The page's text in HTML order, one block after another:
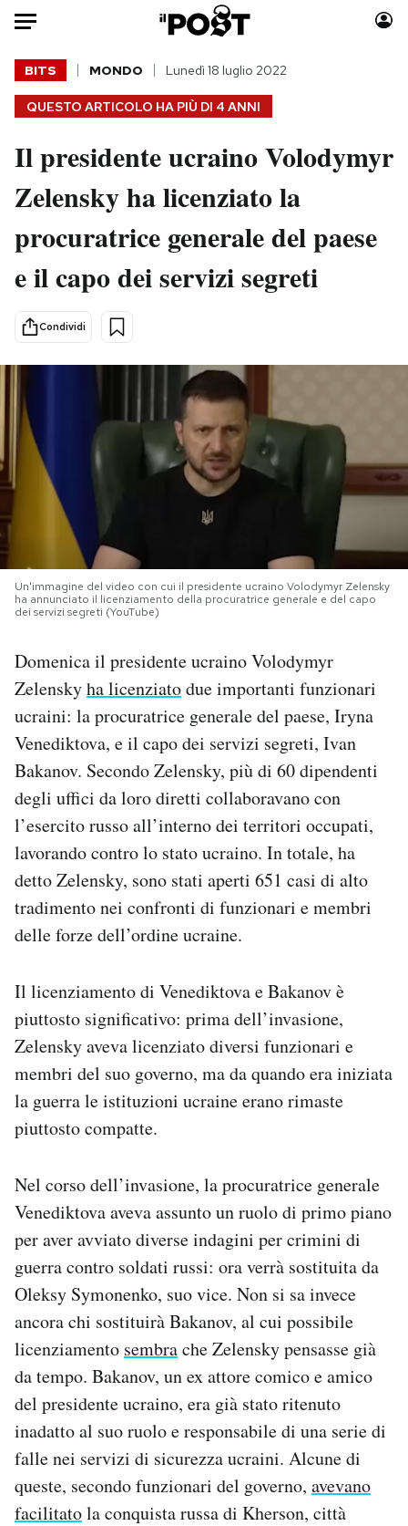
Auto
HOME
Italia
Politica
Tecnologia
Scienza
Cultura
Economia
Sport
Moda
Consumismi
Storie/Idee
Media
Mondiali calcio 2026
PODCAST
NEWSLETTER
I MIEI PREFERITI
CALENDARIO
AREA PERSONALE
Newsletter
Notifiche mobile
Regala il Post
Hai bisogno di aiuto?
Esci
QUESTO ARTICOLO HA PIÙ DI 4 ANNI
BITS MONDO Lunedì 18 luglio 2022
Il presidente ucraino Volodymyr
Zelensky ha licenziato la
procuratrice generale del paese
e il capo dei servizi segreti
Condividi
Un'immagine del video con cui il presidente ucraino Volodymyr Zelensky
ha annunciato il licenziamento della procuratrice generale e del capo
dei servizi segreti (YouTube)
Domenica il presidente ucraino Volodymyr
Zelenskyha licenziatodue importanti funzionari
ucraini: la procuratrice generale del paese, Iryna
Venediktova, e il capo dei servizi segreti, Ivan
Bakanov. Secondo Zelensky, più di 60 dipendenti
degli uffici da loro diretti collaboravano con
l’esercito russo all’interno dei territori occupati,
lavorando contro lo stato ucraino. In totale, ha
detto Zelensky, sono stati aperti 651 casi di alto
tradimento nei confronti di funzionari e membri
delle forze dell’ordine ucraine.
Il licenziamento di Venediktova e Bakanov è
piuttosto significativo: prima dell’invasione,
Zelensky aveva licenziato diversi funzionari e
membri del suo governo, ma da quando era iniziata
la guerra le istituzioni ucraine erano rimaste
piuttosto compatte.
Nel corso dell’invasione, la procuratrice generale
Venediktova aveva assunto un ruolo di primo piano
per aver avviato diverse indagini per crimini di
guerra contro soldati russi: ora verrà sostituita da
Oleksy Symonenko, suo vice. Non si sa invece
ancora chi sostituirà Bakanov, al cui possibile
licenziamento sembrache Zelensky pensasse già
da tempo. Bakanov, un ex attore comico e amico
del presidente ucraino, era già stato ritenuto
inadatto al suo ruolo e responsabile di una serie di
falle nei servizi di sicurezza ucraini. Alcune di
queste, secondo funzionari del governo, avevano
facilitatola conquista russa di Kherson, città